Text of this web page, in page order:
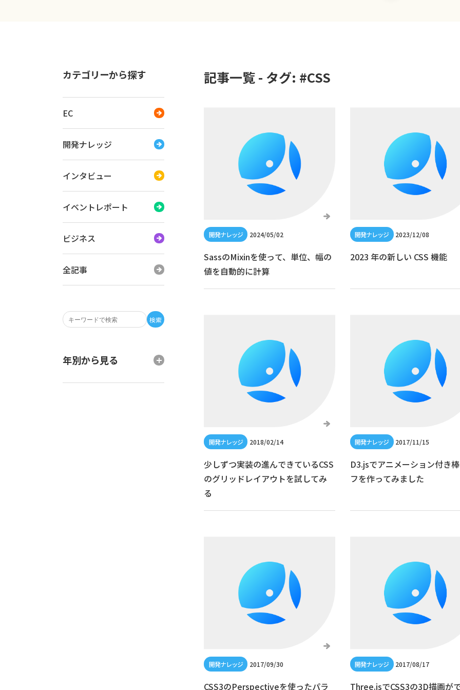
検索
カテゴリーから探す
EC
開発ナレッジ
インタビュー
イベントレポート
ビジネス
全記事
年別から見る
記事一覧 - タグ: #CSS
2024/05/02
SassのMixinを使って、単位、幅の
値を自動的に計算
2023/12/08
2023 年の新しい CSS 機能
2018/02/14
少しずつ実装の進んできているCSS
のグリッドレイアウトを試してみ
る
2017/11/15
D3.jsでアニメーション付き
フを作ってみました
2017/09/30
CSS3のPerspectiveを使ったパラ
2017/08/17
Three.jsでCSS3の3D描画が